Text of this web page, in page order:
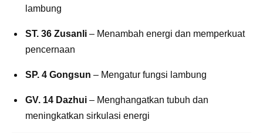
lambung
ST. 36 Zusanli – Menambah energi dan memperkuat
pencernaan
SP. 4 Gongsun – Mengatur fungsi lambung
GV. 14 Dazhui – Menghangatkan tubuh dan
meningkatkan sirkulasi energi